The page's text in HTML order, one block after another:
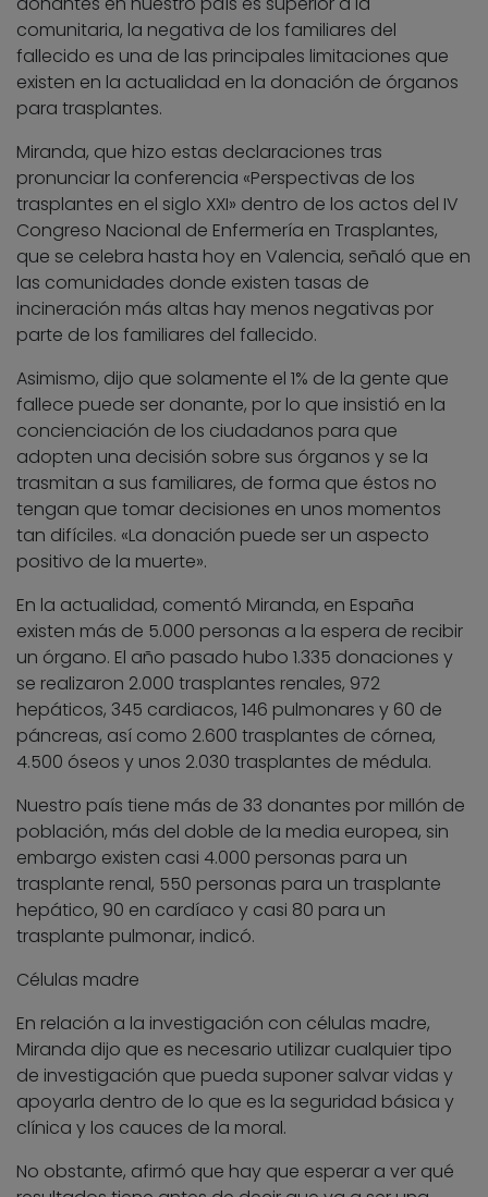
comunitaria, la negativa de los familiares del
fallecido es una de las principales limitaciones que
existen en la actualidad en la donación de órganos
para trasplantes.
Miranda, que hizo estas declaraciones tras
pronunciar la conferencia «Perspectivas de los
trasplantes en el siglo XXI» dentro de los actos del IV
Congreso Nacional de Enfermería en Trasplantes,
que se celebra hasta hoy en Valencia, señaló que en
las comunidades donde existen tasas de
incineración más altas hay menos negativas por
parte de los familiares del fallecido.
Asimismo, dijo que solamente el 1% de la gente que
fallece puede ser donante, por lo que insistió en la
concienciación de los ciudadanos para que
adopten una decisión sobre sus órganos y se la
trasmitan a sus familiares, de forma que éstos no
tengan que tomar decisiones en unos momentos
tan difíciles. «La donación puede ser un aspecto
positivo de la muerte».
En la actualidad, comentó Miranda, en España
existen más de 5.000 personas a la espera de recibir
un órgano. El año pasado hubo 1.335 donaciones y
se realizaron 2.000 trasplantes renales, 972
hepáticos, 345 cardiacos, 146 pulmonares y 60 de
páncreas, así como 2.600 trasplantes de córnea,
4.500 óseos y unos 2.030 trasplantes de médula.
Nuestro país tiene más de 33 donantes por millón de
población, más del doble de la media europea, sin
embargo existen casi 4.000 personas para un
trasplante renal, 550 personas para un trasplante
hepático, 90 en cardíaco y casi 80 para un
trasplante pulmonar, indicó.
Células madre
En relación a la investigación con células madre,
Miranda dijo que es necesario utilizar cualquier tipo
de investigación que pueda suponer salvar vidas y
apoyarla dentro de lo que es la seguridad básica y
clínica y los cauces de la moral.
No obstante, afirmó que hay que esperar a ver qué